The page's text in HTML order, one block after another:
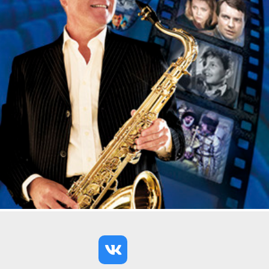
ролла до кантри. Посмотрев мюзикл «Иосиф и его
удивительный плащ снов», Вы просто не сможете
не влюбиться в эту прекрасную музыку, и конечно,
в прекрасных артистов. Несомненно, вкусу Ирины
Брондз, которая выступила музыкальным
руководителем постановки, можно доверять
безоговорочно, ведь недаром билеты на
спектакли театра «Карамболь» с таким
удовольствием покупают целыми семьями. Кстати,
билеты на «Иосиф и его удивительный плащ
снов» можно приобрести и онлайн на нашем
сайте.